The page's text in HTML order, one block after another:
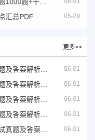
汇总PDF 05-29
更多>>
06-01
06-01
06-01
06-01
06-01